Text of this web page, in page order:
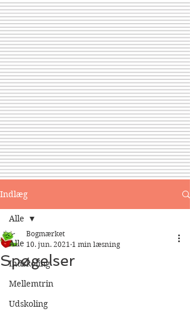
Indlæg
Alle
Indskoling
Mellemtrin
Udskoling
Alle
Spøgelser
Bogmærket
10. jun. 2021 1 min læsning